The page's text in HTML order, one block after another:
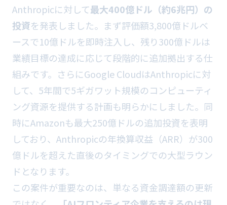
Anthropicに対して最大400億ドル（約6兆円）の
投資を発表しました。まず評価額3,800億ドルベ
ースで10億ドルを即時注入し、残り300億ドルは
業績目標の達成に応じて段階的に追加拠出する仕
組みです。さらにGoogle CloudはAnthropicに対
して、5年間で5ギガワット規模のコンピューティ
ング資源を提供する計画も明らかにしました。同
時にAmazonも最大250億ドルの追加投資を表明
しており、Anthropicの年換算収益（ARR）が300
億ドルを超えた直後のタイミングでの大型ラウン
ドとなります。
この案件が重要なのは、単なる資金調達額の更新